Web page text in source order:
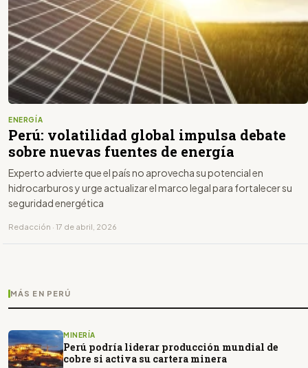
ENERGÍA
Perú: volatilidad global impulsa debate
sobre nuevas fuentes de energía
Experto advierte que el país no aprovecha su potencial en
hidrocarburos y urge actualizar el marco legal para fortalecer su
seguridad energética
Redacción · 17 de abril, 2026
MÁS EN PERÚ
MINERÍA
Perú podría liderar producción mundial de
cobre si activa su cartera minera